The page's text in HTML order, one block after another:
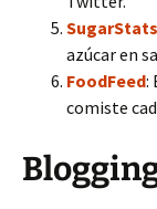
SugarStats
azúcar en
FoodFeed:
comiste